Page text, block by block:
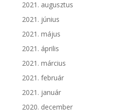
2021. augusztus
2021. június
2021. május
2021. április
2021. március
2021. február
2021. január
2020. december